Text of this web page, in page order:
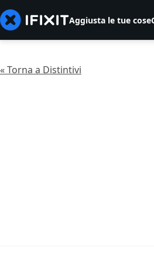
Aggiusta le tue cose
« Torna a Distintivi